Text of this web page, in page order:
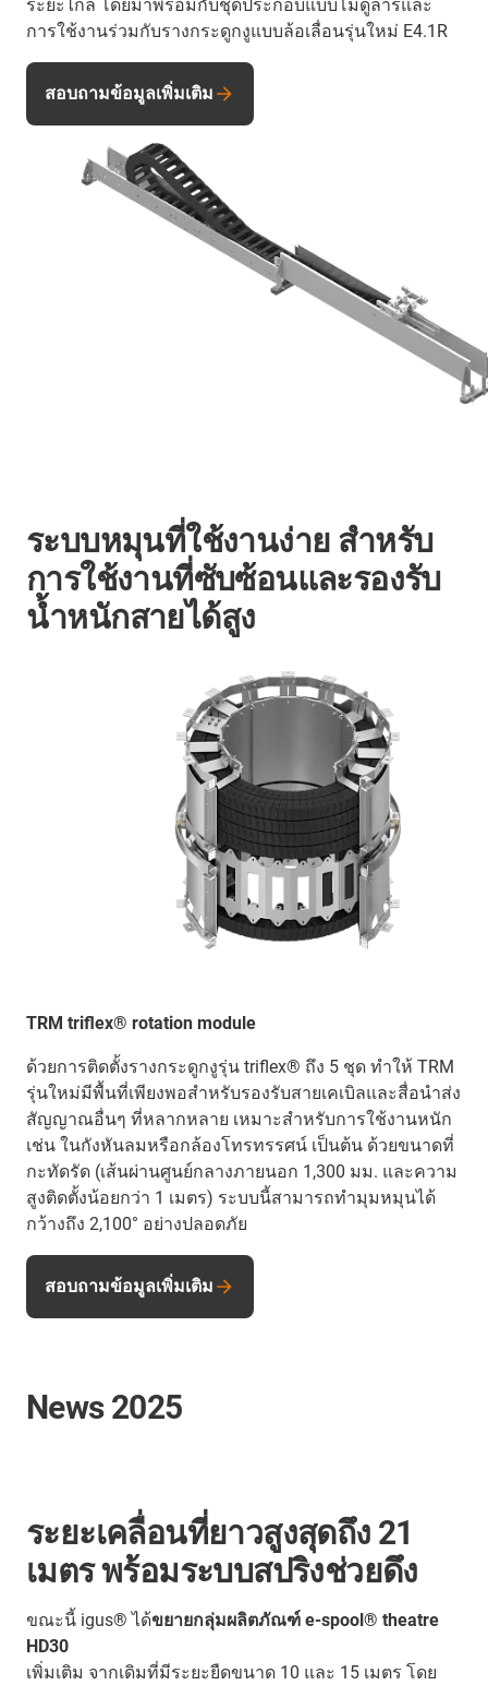
ระยะไกล โดยมาพร้อมกับชุดประกอบแบบโมดูลาร์และ
การใช้งานร่วมกับรางกระดูกงูแบบล้อเลื่อนรุ่นใหม่ E4.1R
สอบถามข้อมูลเพิ่มเติม
ระบบหมุนที่ใช้งานง่าย สำหรับ
การใช้งานที่ซับซ้อนและรองรับ
น้ำหนักสายได้สูง
TRM triflex® rotation module
ด้วยการติดตั้งรางกระดูกงูรุ่น triflex® ถึง 5 ชุด ทำให้ TRM
รุ่นใหม่มีพื้นที่เพียงพอสำหรับรองรับสายเคเบิลและสื่อนำส่ง
สัญญาณอื่นๆ ที่หลากหลาย เหมาะสำหรับการใช้งานหนัก
เช่น ในกังหันลมหรือกล้องโทรทรรศน์ เป็นต้น ด้วยขนาดที่
กะทัดรัด (เส้นผ่านศูนย์กลางภายนอก 1,300 มม. และความ
สูงติดตั้งน้อยกว่า 1 เมตร) ระบบนี้สามารถทำมุมหมุนได้
กว้างถึง 2,100° อย่างปลอดภัย
สอบถามข้อมูลเพิ่มเติม
News 2025
ระยะเคลื่อนที่ยาวสูงสุดถึง 21
เมตร พร้อมระบบสปริงช่วยดึง
ขณะนี้ igus® ได้ขยายกลุ่มผลิตภัณฑ์ e-spool® theatre
HD30
เพิ่มเติม จากเดิมที่มีระยะยืดขนาด 10 และ 15 เมตร โดย